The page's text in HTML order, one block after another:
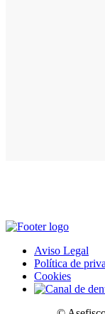
Aviso Legal
Política de
Cookies